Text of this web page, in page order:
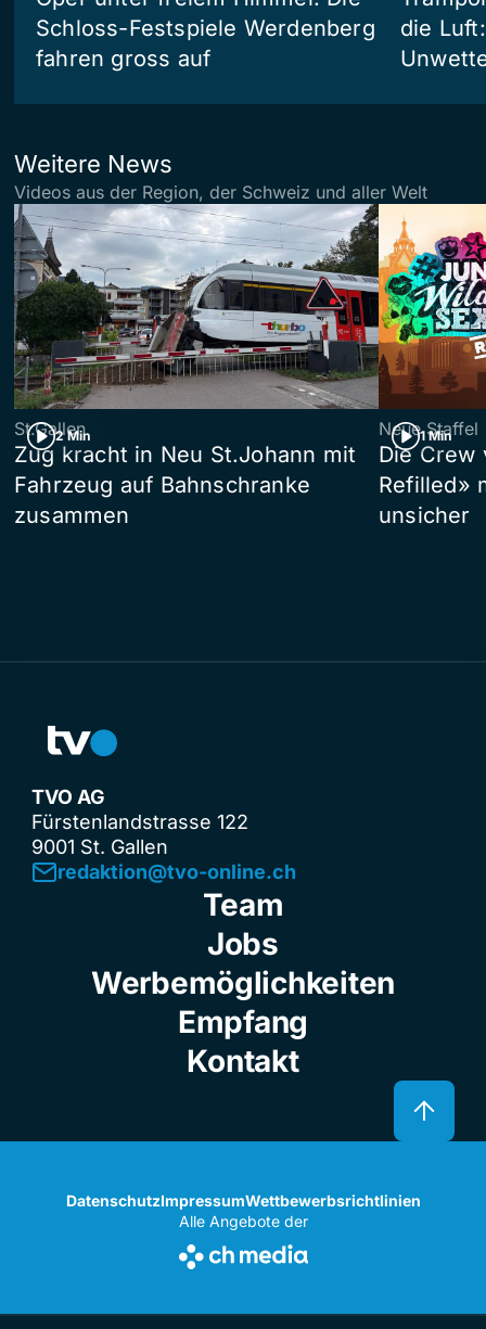
Schloss-Festspiele Werdenberg
fahren gross auf
die
Weitere News
Videos aus der Region, der Schweiz und aller Welt
2 Min
St.Gallen
Zug kracht in Neu St.Johann mit
Fahrzeug auf Bahnschranke
zusammen
1 Min
Neue Staffel
Die Crew
Refilled»
unsicher
TVO AG
Fürstenlandstrasse 122
9001 St. Gallen
redaktion@tvo-online.ch
Team
Jobs
Werbemöglichkeiten
Empfang
Kontakt
DatenschutzImpressumWettbewerbsrichtlinien
Alle Angebote der